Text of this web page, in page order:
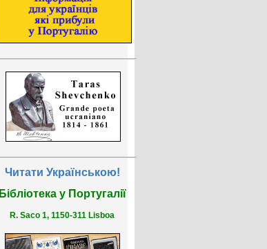
Читати Українською!
Бібліотека у Португалії
R. Saco 1, 1150-311 Lisboa